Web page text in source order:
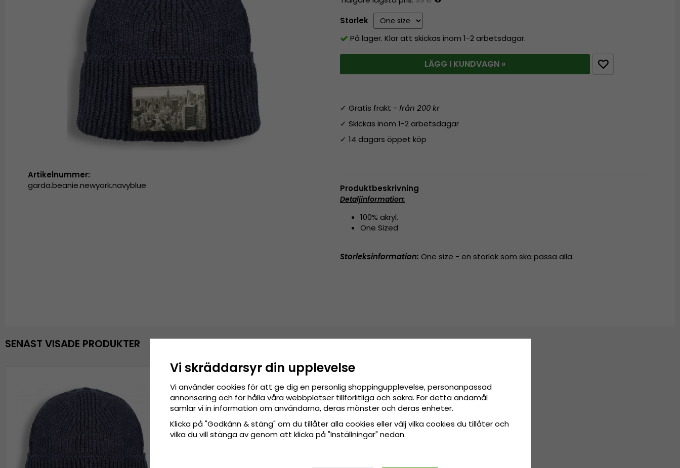
Storlek
På lager. Klar att skickas inom 1-2 arbetsdagar.
LÄGG I KUNDVAGN »
✓ Gratis frakt - från 200 kr
✓ Skickas inom 1-2 arbetsdagar
✓ 14 dagars öppet köp
Produktbeskrivning
Detaljinformation:
100% akryl.
One Sized
Storleksinformation: One size - en storlek som ska passa alla.
Artikelnummer:
garda.beanie.newyork.navyblue
SENAST VISADE PRODUKTER
Vi skräddarsyr din upplevelse
Vi använder cookies för att ge dig en personlig shoppingupplevelse, personanpassad
annonsering och för hålla våra webbplatser tillförlitliga och säkra. För detta ändamål
samlar vi in information om användarna, deras mönster och deras enheter.
Klicka på "Godkänn & stäng" om du tillåter alla cookies eller välj vilka cookies du tillåter och
vilka du vill stänga av genom att klicka på "Inställningar" nedan.